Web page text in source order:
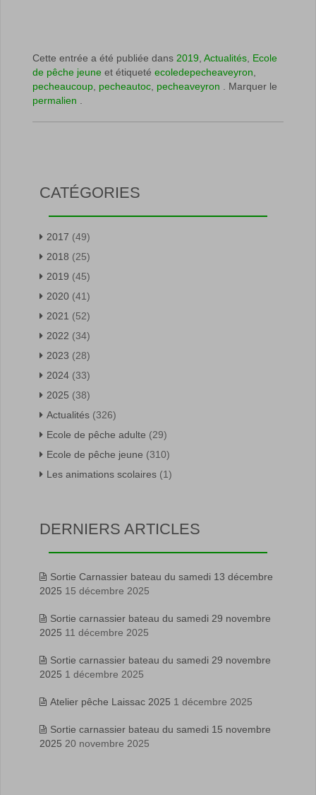
Cette entrée a été publiée dans 2019 Actualités Ecole
de pêche jeune et étiqueté ecoledepecheaveyron
pecheaucoup pecheautoc pecheaveyron . Marquer le
permalien
CATÉGORIES
2017 (49)
2018 (25)
2019 (45)
2020 (41)
2021 (52)
2022 (34)
2023 (28)
2024 (33)
2025 (38)
Actualités (326)
Ecole de pêche adulte (29)
Ecole de pêche jeune (310)
Les animations scolaires (1)
DERNIERS ARTICLES
Sortie Carnassier bateau du samedi 13 décembre
2025 15 décembre 2025
Sortie carnassier bateau du samedi 29 novembre
2025 11 décembre 2025
Sortie carnassier bateau du samedi 29 novembre
2025 1 décembre 2025
Atelier pêche Laissac 2025 1 décembre 2025
Sortie carnassier bateau du samedi 15 novembre
2025 20 novembre 2025